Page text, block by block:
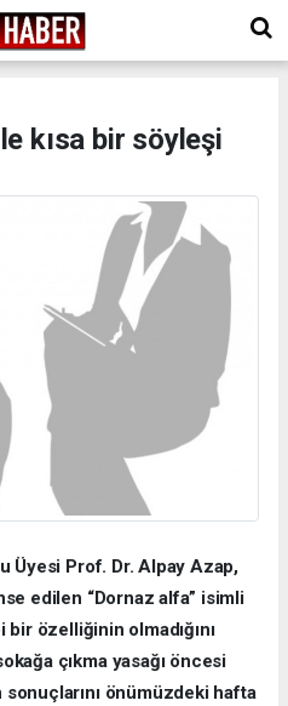
kısa bir söyleşi
Üyesi Prof. Dr. Alpay Azap,
edilen “Dornaz alfa” isimli
özelliğinin olmadığını
çıkma yasağı öncesi
önümüzdeki hafta